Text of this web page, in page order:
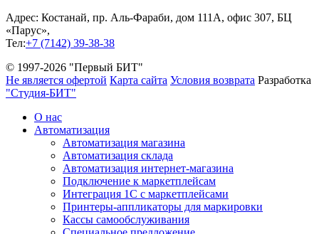
Адрес: Костанай, пр. Аль-Фараби, дом 111А, офис 307, БЦ
«Парус»,
Тел:+7 (7142) 39-38-38
© 1997-2026 "Первый БИТ"
Не является офертой Карта сайта Условия возврата Разработка
"Студия-БИТ"
О нас
Автоматизация
Автоматизация магазина
Автоматизация склада
Автоматизация интернет-магазина
Подключение к маркетплейсам
Интеграция 1С с маркетплейсами
Принтеры-аппликаторы для маркировки
Кассы самообслуживания